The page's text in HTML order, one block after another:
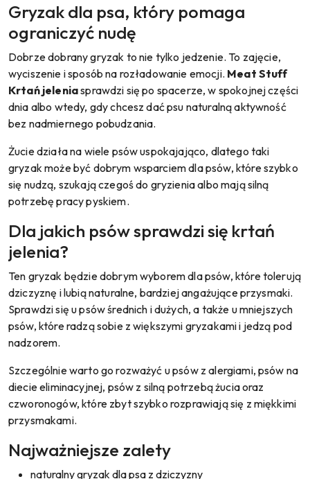
Gryzak dla psa, który pomaga
ograniczyć nudę
Dobrze dobrany gryzak to nie tylko jedzenie. To zajęcie,
wyciszenie i sposób na rozładowanie emocji. Meat Stuff
Krtań jeleniasprawdzi się po spacerze, w spokojnej części
dnia albo wtedy, gdy chcesz dać psu naturalną aktywność
bez nadmiernego pobudzania.
Żucie działa na wiele psów uspokajająco, dlatego taki
gryzak może być dobrym wsparciem dla psów, które szybko
się nudzą, szukają czegoś do gryzienia albo mają silną
potrzebę pracy pyskiem.
Dla jakich psów sprawdzi się krtań
jelenia?
Ten gryzak będzie dobrym wyborem dla psów, które tolerują
dziczyznę i lubią naturalne, bardziej angażujące przysmaki.
Sprawdzi się u psów średnich i dużych, a także u mniejszych
psów, które radzą sobie z większymi gryzakami i jedzą pod
nadzorem.
Szczególnie warto go rozważyć u psów z alergiami, psów na
diecie eliminacyjnej, psów z silną potrzebą żucia oraz
czworonogów, które zbyt szybko rozprawiają się z miękkimi
przysmakami.
Najważniejsze zalety
naturalny gryzak dla psa z dziczyzny